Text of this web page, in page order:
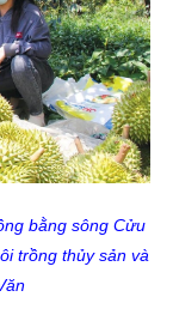
bằng sông Cửu
trồng thủy sản và